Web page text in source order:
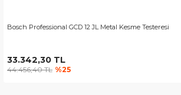
Bosch Professional GCD 12 JL Metal Kesme Testeresi
33.342,30 TL
44.456,40 TL %25